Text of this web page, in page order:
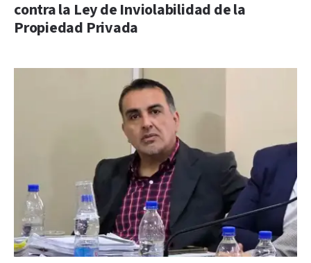
contra la Ley de Inviolabilidad de la
Propiedad Privada